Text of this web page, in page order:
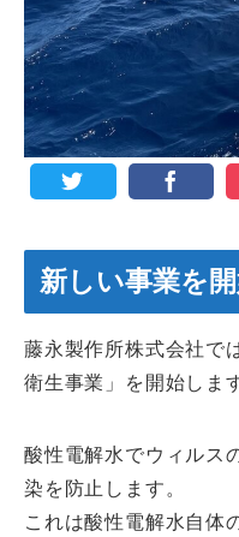
新しい事業を
藤永製作所株式会社で
衛生事業」を開始しま
酸性電解水でウィルス
染を防止します。
これは酸性電解水自体